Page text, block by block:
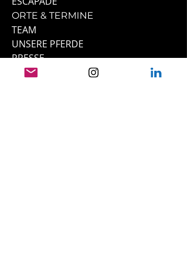
ORTE & TERMINE
TEAM
UNSERE PFERDE
PRESSE
FILMOGRAFIE